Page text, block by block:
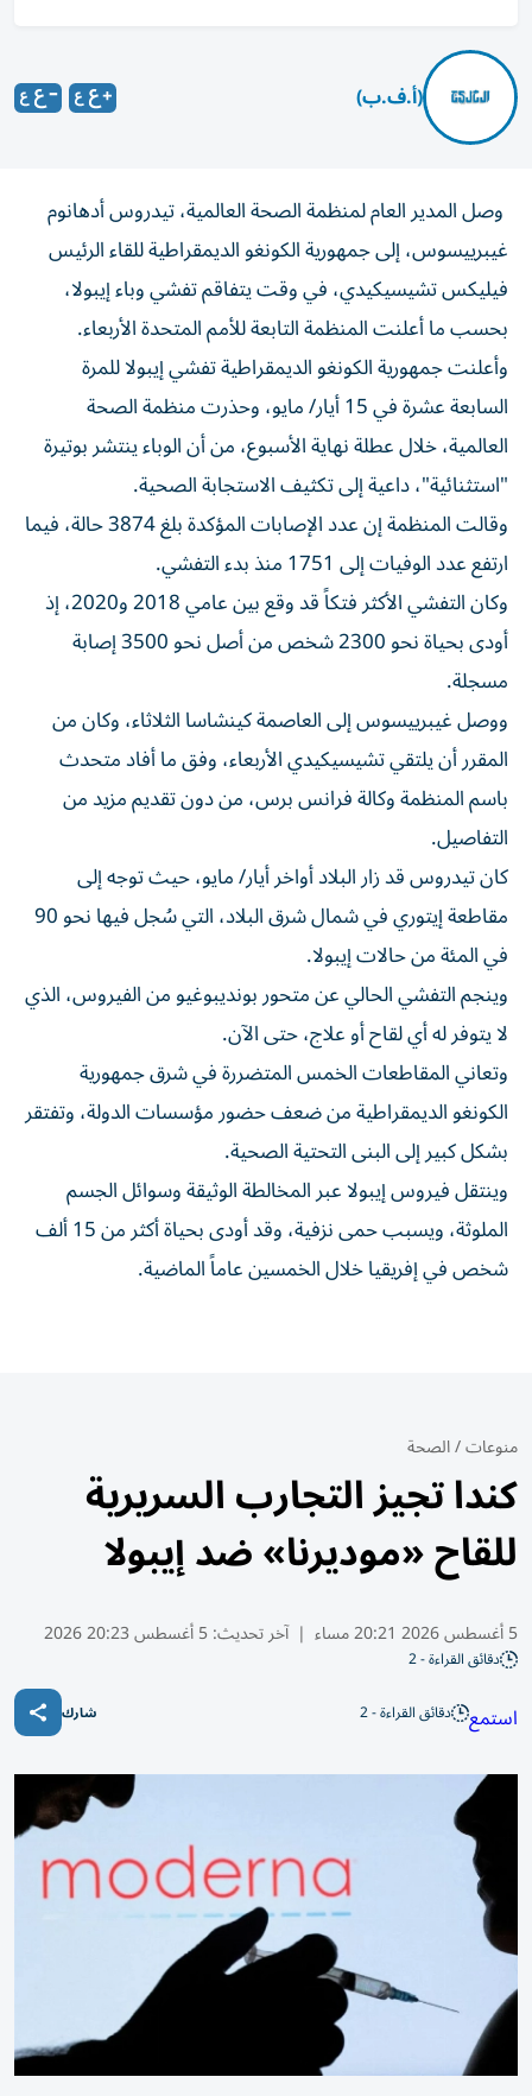
(أ.ف.ب)
وصل المدير العام لمنظمة الصحة العالمية، تيدروس أدهانوم
غيبرييسوس، إلى جمهورية الكونغو الديمقراطية للقاء الرئيس
فيليكس تشيسيكيدي، في وقت يتفاقم تفشي وباء إيبولا،
بحسب ما أعلنت المنظمة التابعة للأمم المتحدة الأربعاء.
وأعلنت جمهورية الكونغو الديمقراطية تفشي إيبولا للمرة
السابعة عشرة في 15 أيار/ مايو، وحذرت منظمة الصحة
العالمية، خلال عطلة نهاية الأسبوع، من أن الوباء ينتشر بوتيرة
"استثنائية"، داعية إلى تكثيف الاستجابة الصحية.
وقالت المنظمة إن عدد الإصابات المؤكدة بلغ 3874 حالة، فيما
ارتفع عدد الوفيات إلى 1751 منذ بدء التفشي.
وكان التفشي الأكثر فتكاً قد وقع بين عامي 2018 و2020، إذ
أودى بحياة نحو 2300 شخص من أصل نحو 3500 إصابة
مسجلة.
ووصل غيبرييسوس إلى العاصمة كينشاسا الثلاثاء، وكان من
المقرر أن يلتقي تشيسيكيدي الأربعاء، وفق ما أفاد متحدث
باسم المنظمة وكالة فرانس برس، من دون تقديم مزيد من
التفاصيل.
كان تيدروس قد زار البلاد أواخر أيار/ مايو، حيث توجه إلى
مقاطعة إيتوري في شمال شرق البلاد، التي سُجل فيها نحو 90
في المئة من حالات إيبولا.
وينجم التفشي الحالي عن متحور بونديبوغيو من الفيروس، الذي
لا يتوفر له أي لقاح أو علاج، حتى الآن.
وتعاني المقاطعات الخمس المتضررة في شرق جمهورية
الكونغو الديمقراطية من ضعف حضور مؤسسات الدولة، وتفتقر
بشكل كبير إلى البنى التحتية الصحية.
وينتقل فيروس إيبولا عبر المخالطة الوثيقة وسوائل الجسم
الملوثة، ويسبب حمى نزفية، وقد أودى بحياة أكثر من 15 ألف
شخص في إفريقيا خلال الخمسين عاماً الماضية.
منوعات/الصحة
كندا تجيز التجارب السريرية
للقاح «موديرنا» ضد إيبولا
5 أغسطس 2026 20:21 مساء | آخر تحديث:5 أغسطس 20:23 2026
دقائق القراءة - 2
استمع دقائق القراءة - 2 شارك